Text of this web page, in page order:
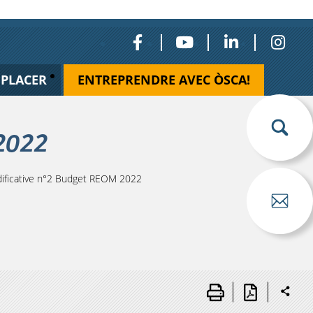
ENTREPRENDRE AVEC ÒSCA!
n°2 Budget REOM 2022